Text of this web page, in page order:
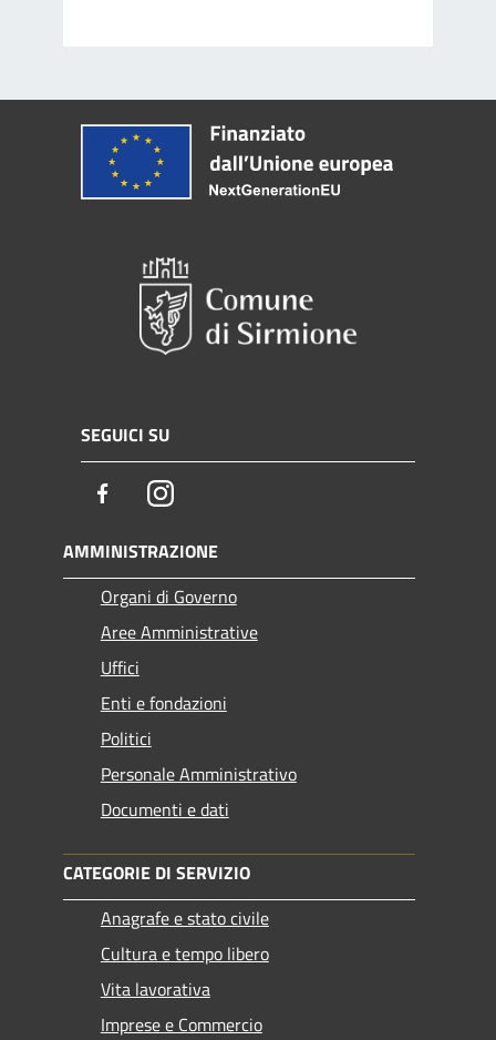
SEGUICI SU
FacebookInstagram
AMMINISTRAZIONE
Organi di Governo
Aree Amministrative
Uffici
Enti e fondazioni
Politici
Personale Amministrativo
Documenti e dati
CATEGORIE DI SERVIZIO
Anagrafe e stato civile
Cultura e tempo libero
Vita lavorativa
Imprese e Commercio